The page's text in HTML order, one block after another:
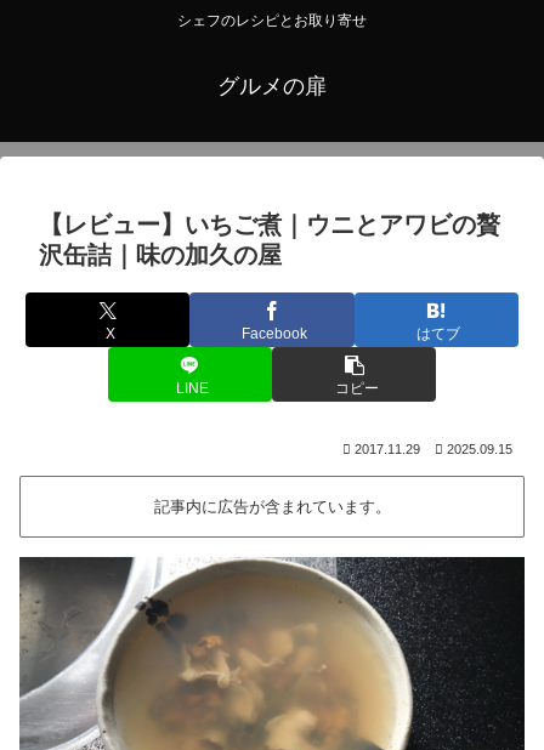
シェフのレシピとお取り寄せ
グルメの扉
【レビュー】いちご煮｜ウニとアワビの贅
沢缶詰｜味の加久の屋
X Facebook はてブ
LINE コピー
2017.11.29 2025.09.15
記事内に広告が含まれています。